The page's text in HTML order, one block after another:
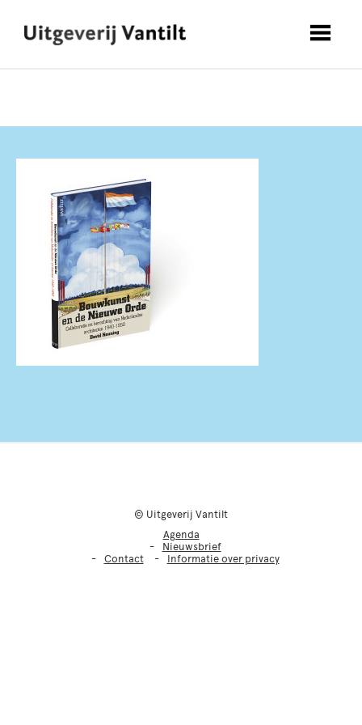
© Uitgeverij Vantilt
Agenda
Nieuwsbrief
Contact
Informatie over privacy